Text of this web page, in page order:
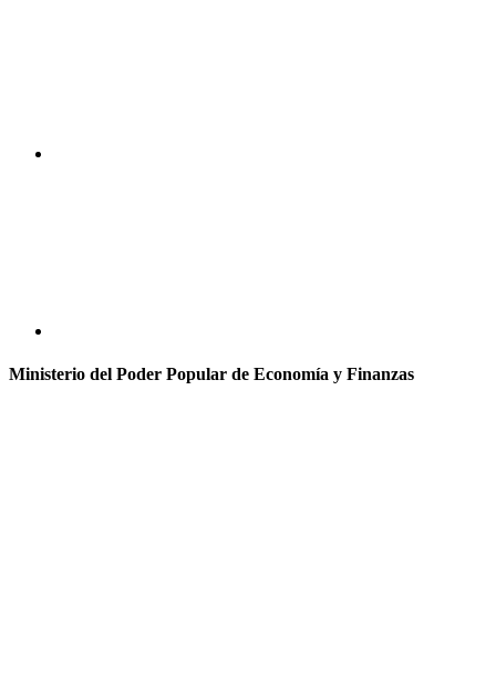
Ministerio del Poder Popular de Economía y Finanzas